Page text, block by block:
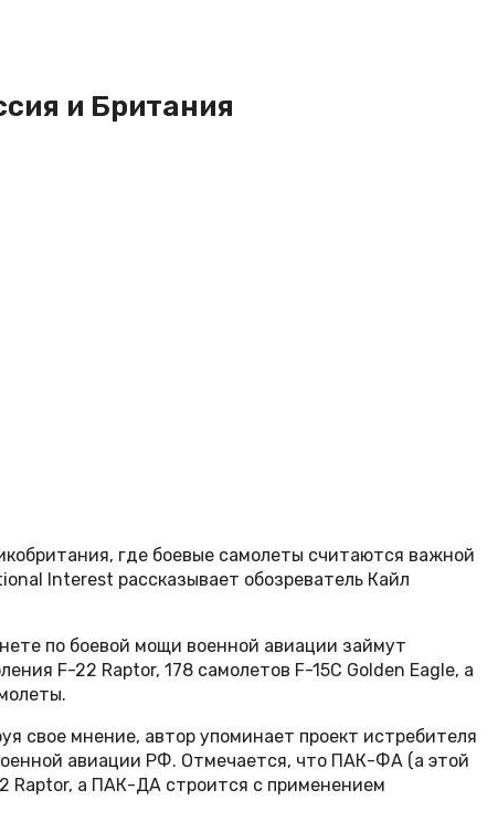
и Британия
где боевые самолеты считаются важной
Interest рассказывает обозреватель Кайл
по боевой мощи военной авиации займут
F-22 Raptor, 178 самолетов F-15C Golden Eagle, а
свое мнение, автор упоминает проект истребителя
авиации РФ. Отмечается, что ПАК-ФА (а этой
Raptor, а ПАК-ДА строится с применением